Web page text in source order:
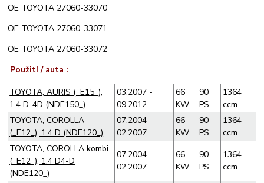
OE TOYOTA 27060-33070
OE TOYOTA 27060-33071
OE TOYOTA 27060-33072
Použití / auta :
TOYOTA, AURIS (_E15_),
1.4 D-4D (NDE150_)
03.2007 -
09.2012
66
KW
90
PS
1364
ccm
TOYOTA, COROLLA
(_E12_), 1.4 D (NDE120_)
07.2004 -
02.2007
66
KW
90
PS
1364
ccm
TOYOTA, COROLLA kombi
(_E12_), 1.4 D4-D
(NDE120_)
07.2004 -
02.2007
66
KW
90
PS
1364
ccm